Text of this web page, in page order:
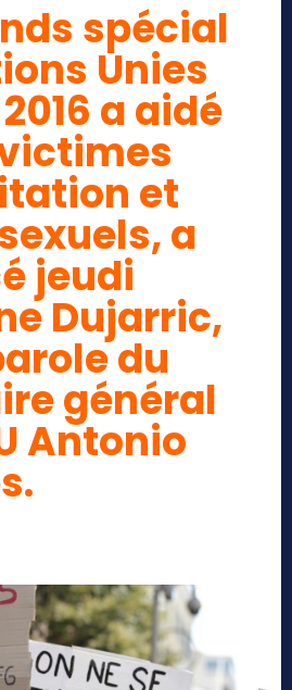
spécial
Unies
a aidé
et
a
jeudi
Dujarric,
du
général
Antonio